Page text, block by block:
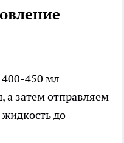
450 мл
а затем отправляем
до